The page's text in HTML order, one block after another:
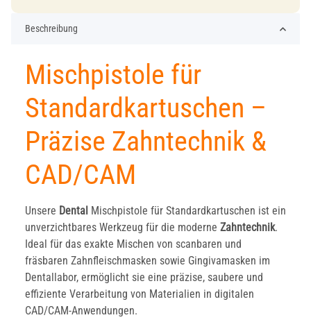
Beschreibung
Mischpistole für
Standardkartuschen –
Präzise Zahntechnik &
CAD/CAM
Unsere Dental Mischpistole für Standardkartuschen ist ein
unverzichtbares Werkzeug für die moderne Zahntechnik.
Ideal für das exakte Mischen von scanbaren und
fräsbaren Zahnfleischmasken sowie Gingivamasken im
Dentallabor, ermöglicht sie eine präzise, saubere und
effiziente Verarbeitung von Materialien in digitalen
CAD/CAM-Anwendungen.